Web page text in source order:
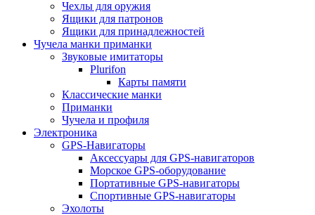
Чехлы для оружия
Ящики для патронов
Ящики для принадлежностей
Чучела манки приманки
Звуковые имитаторы
Plurifon
Карты памяти
Классические манки
Приманки
Чучела и профиля
Электроника
GPS-Навигаторы
Аксессуары для GPS-навигаторов
Морское GPS-оборудование
Портативные GPS-навигаторы
Спортивные GPS-навигаторы
Эхолоты